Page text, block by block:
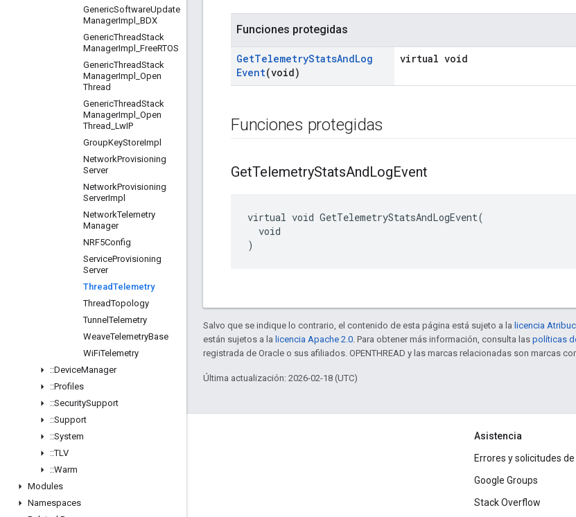
GenericSoftwareUpdate
ManagerImpl
BDX
GenericThreadStack
ManagerImpl FreeRTOS
GenericThreadStack
ManagerImpl
Open
Thread
GenericThreadStack
ManagerImpl
Open
Thread LwIP
GroupKeyStoreImpl
NetworkProvisioning
Server
NetworkProvisioning
ServerImpl
NetworkTelemetry
Manager
NRF5Config
ServiceProvisioning
Server
ThreadTelemetry
ThreadTopology
TunnelTelemetry
WeaveTelemetryBase
WiFiTelemetry
::DeviceManager
::Profiles
::SecuritySupport
::Support
::System
::TLV
::Warm
Modules
Namespaces
Funciones protegidas
GetTelemetryStatsAndLog
Event(void)
virtual void
Funciones protegidas
GetTelemetryStatsAndLogEvent
virtual void GetTelemetryStatsAndLogEvent(
  void
)
Salvo que se indique lo contrario, el contenido de esta página está sujeto a la licencia
están sujetos a la licencia Apache 2.0. Para obtener más información, consulta las políticas
registrada de Oracle o sus afiliados. OPENTHREAD y las marcas relacionadas son marcas
Última actualización: 2026-02-18 (UTC)
GitHub
OpenWeave
OpenThread
Asistencia
Errores y solicitudes
Google Groups
Stack Overflow